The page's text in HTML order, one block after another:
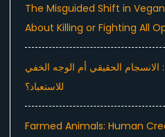
The Misguided Shift in
About Killing or Fighting All
الانسجام الحقيقي أم الوجه الخفي
للاستعباد؟
Farmed Animals: Human